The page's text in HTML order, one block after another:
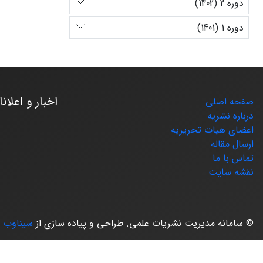
دوره 2 (1402)
دوره 1 (1401)
صفحه اصلی
درباره نشریه
اعضای هیات تحریریه
ارسال مقاله
تماس با ما
نقشه سایت
اخبار و
© سامانه مدیریت نشریات علمی. طراحی و پیاده سازی از سیناوب